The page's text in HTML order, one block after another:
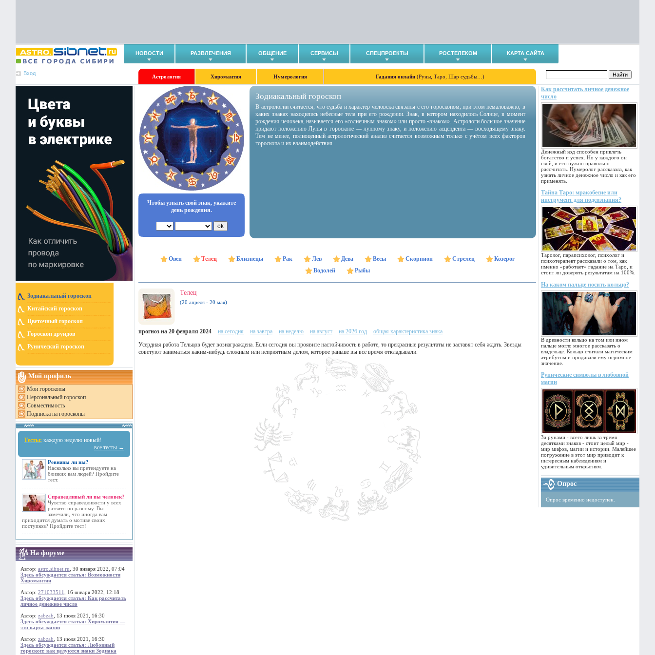
НОВОСТИ РАЗВЛЕЧЕНИЯ ОБЩЕНИЕ СЕРВИСЫ СПЕЦПРОЕКТЫ РОСТЕЛЕКОМ КАРТА САЙТА
Вход
Астрология Хиромантия Нумерология Гадания онлайн (Руны, Таро, Шар судьбы…)
Зодиакальный гороскоп
Китайский гороскоп
Цветочный гороскоп
Гороскоп друидов
Рунический гороскоп
Мой профиль
Мои гороскопы
Персональный гороскоп
Совместимость
Подписка на гороскопы
Тесты: каждую неделю новый!
все тесты →
Ревнивы ли вы?
Насколько вы претендуете на
близких вам людей? Пройдите
тест.
Справедливый ли вы человек?
Чувство справедливости у всех
развито по разному. Вы
замечали, что иногда вам
приходится думать о мотиве своих
поступков? Пройдите тест!
На форуме
Автор: astro.sibnet.ru , 30 января 2022, 07:04
Здесь обсуждается статья: Возможности
Хиромантии
Автор: 271033511
, 16 января 2022, 12:18
Здесь обсуждается статья: Как рассчитать
личное денежное число
Автор: zabzab , 13 июля 2021, 16:30
Здесь обсуждается статья: Хиромантия —
это карта жизни
Автор: zabzab , 13 июля 2021, 16:30
Здесь обсуждается статья: Любовный
гороскоп: как целуются знаки Зодиака
Как рассчитать личное денежное
число
Денежный код способен привлечь
богатство и успех. Но у каждого он
свой, и его нужно правильно
рассчитать. Нумеролог рассказала, как
узнать личное денежное число и как его
применять.
Тайна Таро: мракобесие или
инструмент для подсознания?
Таролог, парапсихолог, психолог и
психотерапевт рассказали о том, как
именно «работает» гадание на Таро, и
стоит ли доверять результатам на 100%.
На каком пальце носить кольцо?
В древности кольцо на том или ином
пальце могло многое рассказать о
владельце. Кольцо считали магическим
атрибутом и придавали ему огромное
значение.
Рунические символы в любовной
магии
За рунами - всего лишь за тремя
десятками знаков - стоит целый мир -
мир мифов, магии и истории. Малейшее
погружение в этот мир приводит к
интересным наблюдениям и
удивительным открытиям.
Опрос
Опрос временно недоступен.
Чтобы узнать свой знак, укажите
день рождения.
Зодиакальный гороскоп
В астрологии считается, что судьба и характер человека связаны с его гороскопом, при этом немаловажно, в
каких знаках находились небесные тела при его рождении. Знак, в котором находилось Солнце, в момент
рождения человека, называется его «солнечным знаком» или просто «знаком». Астрологи большое значение
придают положению Луны в гороскопе — лунному знаку, и положению асцендента — восходящему знаку.
Тем не менее, полноценный астрологический анализ считается возможным только с учётом всех факторов
гороскопа и их взаимодействия.
Овен Телец Близнецы Рак Лев Дева Весы Скорпион Стрелец
Козерог
Водолей
Рыбы
Телец
(20 апреля - 20 мая)
прогноз на 20 февраля 2024 на сегодня на завтра на неделю на август на 2026 год
общая характеристика знака
Усердная работа Тельцов будет вознаграждена. Если сегодня вы проявите настойчивость в работе, то прекрасные результаты не заставят себя ждать. Звезды
советуют заниматься каким-нибудь сложным или неприятным делом, которое раньше вы все время откладывали.